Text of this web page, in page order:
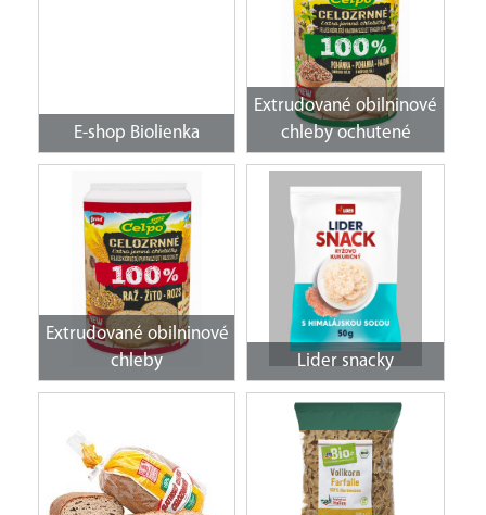
E-shop Biolienka
Extrudované obilninové
chleby ochutené
Extrudované obilninové
chleby
Lider snacky